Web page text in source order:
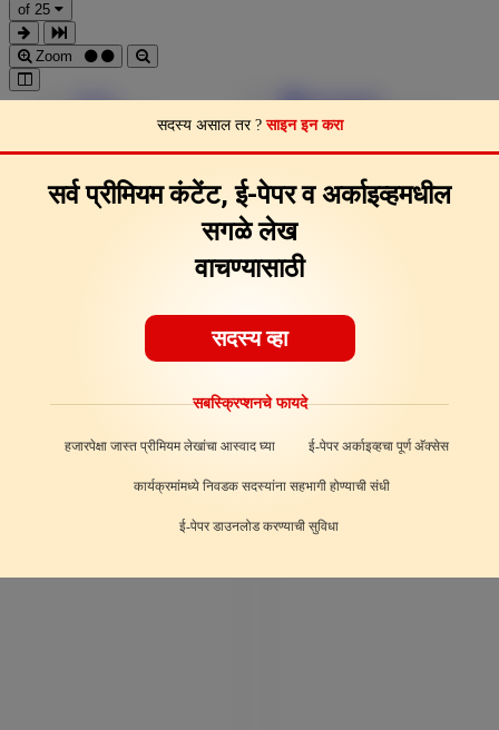
सदस्य असाल तर ?साइन इन करा
सर्व प्रीमियम कंटेंट, ई-पेपर व अर्काइव्हमधील
सगळे लेख
वाचण्यासाठी
सदस्य व्हा
सबस्क्रिप्शनचे फायदे
हजारपेक्षा जास्त प्रीमियम लेखांचा आस्वाद घ्या ई-पेपर अर्काइव्हचा पूर्ण अ‍ॅक्सेस
कार्यक्रमांमध्ये निवडक सदस्यांना सहभागी होण्याची संधी
ई-पेपर डाउनलोड करण्याची सुविधा
of 25
Zoom
Pages
Download
Feedback